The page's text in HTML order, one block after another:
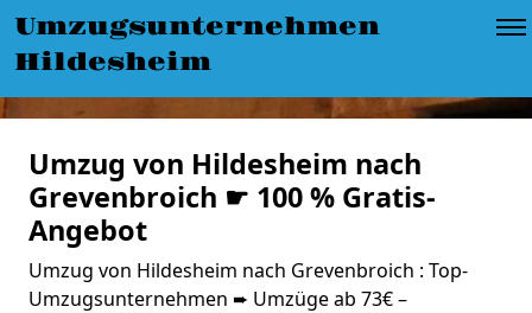
Umzugsunternehmen
Hildesheim
Umzug von Hildesheim nach
Grevenbroich ☛ 100 % Gratis-
Angebot
Umzug von Hildesheim nach Grevenbroich : Top-
Umzugsunternehmen ➨ Umzüge ab 73€ –